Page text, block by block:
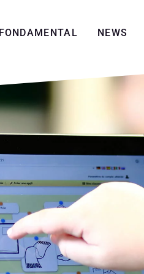
FONDAMENTAL NEWS